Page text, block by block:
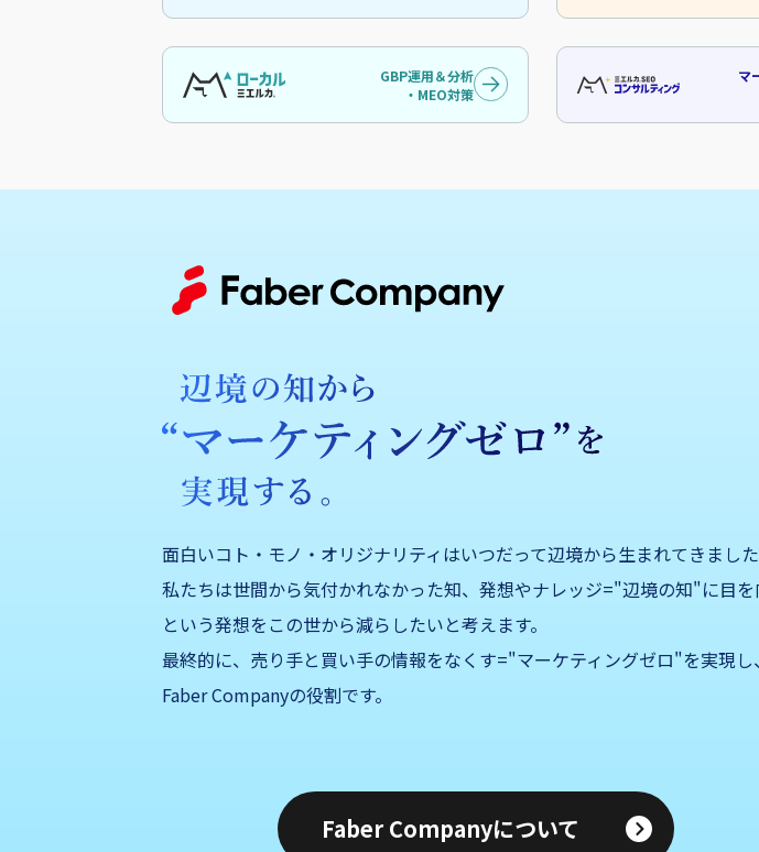
GBP運用＆分析
・MEO対策
マ
面白いコト・モノ・オリジナリティはいつだって辺境から生まれてきました
私たちは世間から気付かれなかった知、発想やナレッジ="辺境の知"に目を
という発想をこの世から減らしたいと考えます。
最終的に、売り手と買い手の情報をなくす="マーケティングゼロ"を実現
Faber Companyの役割です。
Faber Companyについて